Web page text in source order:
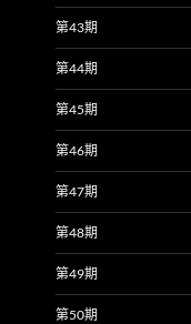
第43期
第44期
第45期
第46期
第47期
第48期
第49期
第50期